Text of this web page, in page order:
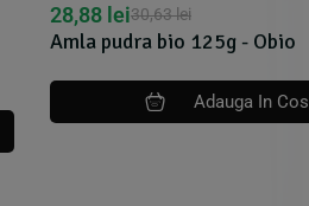
Amla pudra bio 125g - Obio
30,63lei
28,88 lei
Adauga In Cos